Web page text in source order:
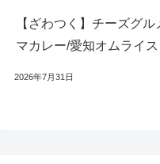
【ざわつく】チーズグ
マカレー/愛知オムライス
2026年7月31日